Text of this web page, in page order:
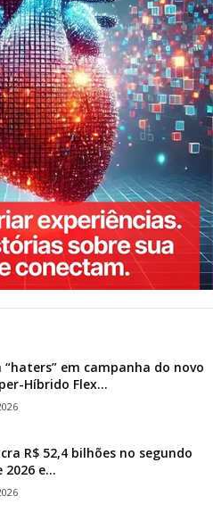
“haters” em campanha do novo
Híbrido Flex...
R$ 52,4 bilhões no segundo
e...